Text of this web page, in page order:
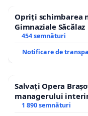
Opriți schimbarea
Gimnaziale Săcălaz
454 semnături
Notificare de
Salvați Opera
managerului
1 890 semnături